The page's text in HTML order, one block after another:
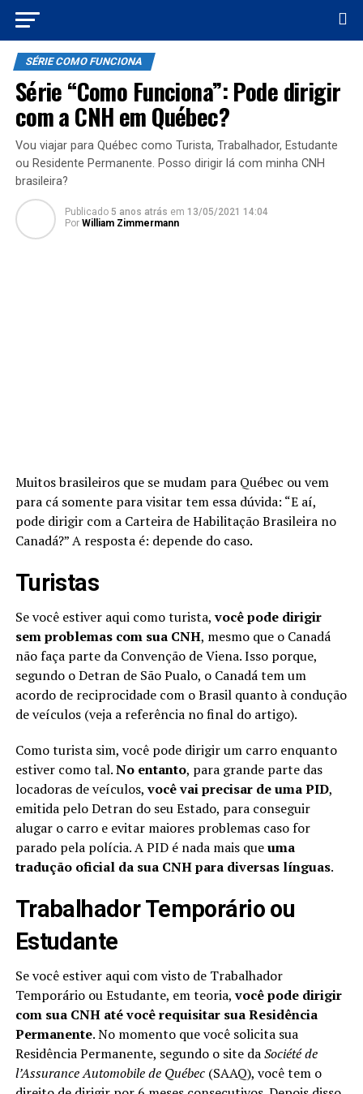
SÉRIE COMO FUNCIONA
Série “Como Funciona”: Pode dirigir
com a CNH em Québec?
Vou viajar para Québec como Turista, Trabalhador, Estudante
ou Residente Permanente. Posso dirigir lá com minha CNH
brasileira?
Publicado 5 anos atrás em 13/05/2021 14:04
Por William Zimmermann
Muitos brasileiros que se mudam para Québec ou vem
para cá somente para visitar tem essa dúvida: “E aí,
pode dirigir com a Carteira de Habilitação Brasileira no
Canadá?” A resposta é: depende do caso.
Turistas
Se você estiver aqui como turista,você pode dirigir
sem problemas com sua CNH, mesmo que o Canadá
não faça parte da Convenção de Viena. Isso porque,
segundo o Detran de São Pualo, o Canadá tem um
acordo de reciprocidade com o Brasil quanto à condução
de veículos (veja a referência no final do artigo).
Como turista sim, você pode dirigir um carro enquanto
estiver como tal.No entanto, para grande parte das
locadoras de veículos,você vai precisar de uma PID,
emitida pelo Detran do seu Estado, para conseguir
alugar o carro e evitar maiores problemas caso for
parado pela polícia. A PID é nada mais queuma
tradução oficial da sua CNH para diversas línguas.
Trabalhador Temporário ou
Estudante
Se você estiver aqui com visto de Trabalhador
Temporário ou Estudante, em teoria,você pode dirigir
com sua CNH até você requisitar sua Residência
Permanente. No momento que você solicita sua
Residência Permanente, segundo o site daSociété de
l’Assurance Automobile de Québec(SAAQ), você tem o